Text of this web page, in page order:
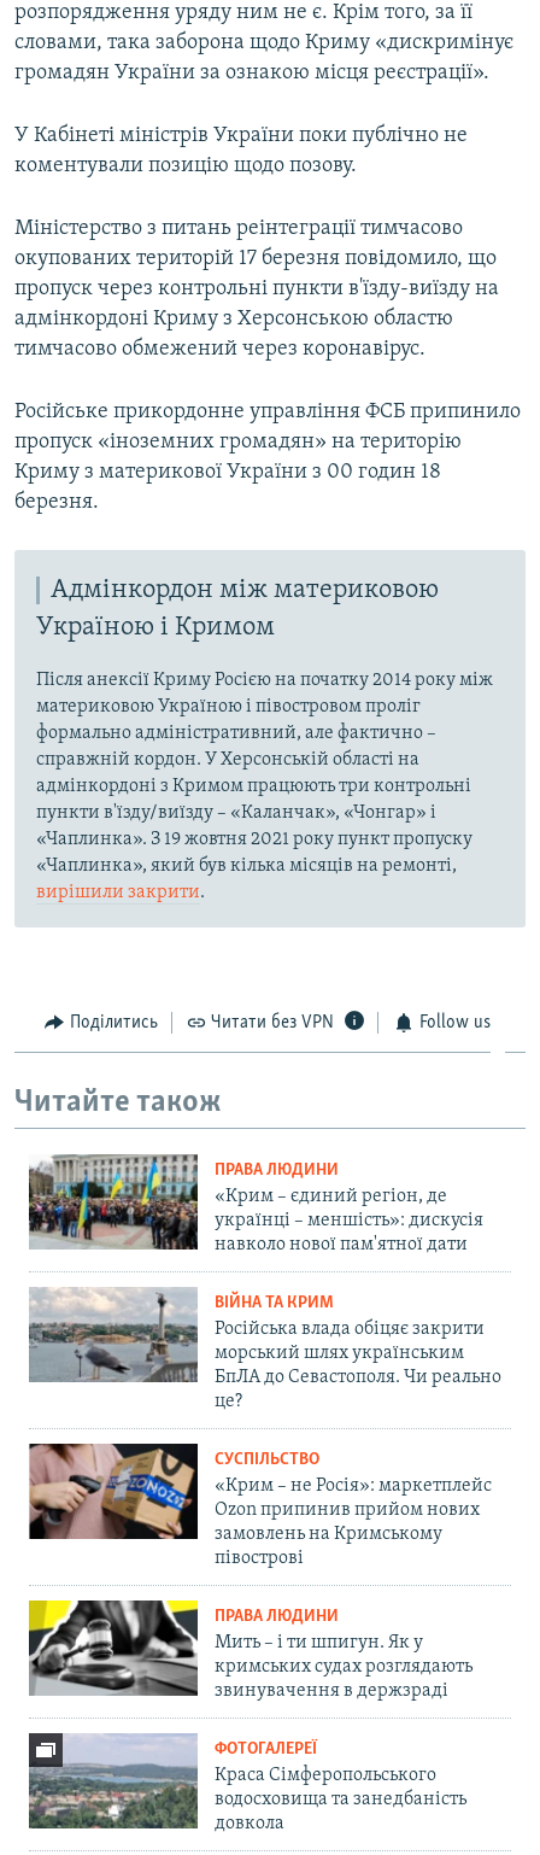
розпорядження уряду ним не є. Крім того, за її
словами, така заборона щодо Криму «дискримінує
громадян України за ознакою місця реєстрації».
У Кабінеті міністрів України поки публічно не
коментували позицію щодо позову.
Міністерство з питань реінтеграції тимчасово
окупованих територій 17 березня повідомило, що
пропуск через контрольні пункти в'їзду-виїзду на
адмінкордоні Криму з Херсонською областю
тимчасово обмежений через коронавірус.
Російське прикордонне управління ФСБ припинило
пропуск «іноземних громадян» на територію
Криму з материкової України з 00 годин 18
березня.
Адмінкордон між материковою
Україною і Кримом
Після анексії Криму Росією на початку 2014 року між
материковою Україною і півостровом проліг
формально адміністративний, але фактично –
справжній кордон. У Херсонській області на
адмінкордоні з Кримом працюють три контрольні
пункти в'їзду/виїзду – «Каланчак», «Чонгар» і
«Чаплинка». З 19 жовтня 2021 року пункт пропуску
«Чаплинка», який був кілька місяців на ремонті,
вирішили закрити.
Поділитись Читати без VPN Follow us
Читайте також
ПРАВА ЛЮДИНИ
«Крим – єдиний регіон, де
українці – меншість»: дискусія
навколо нової пам'ятної дати
ВІЙНА ТА КРИМ
Російська влада обіцяє закрити
морський шлях українським
БпЛА до Севастополя. Чи реально
це?
СУСПІЛЬСТВО
«Крим – не Росія»: маркетплейс
Ozon припинив прийом нових
замовлень на Кримському
півострові
ПРАВА ЛЮДИНИ
Мить – і ти шпигун. Як у
кримських судах розглядають
звинувачення в держзраді
ФОТОГАЛЕРЕЇ
Краса Сімферопольського
водосховища та занедбаність
довкола